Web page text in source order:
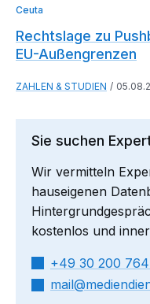
Ceuta
Rechtslage zu
EU-Außengrenzen
ZAHLEN & STUDIEN
Sie suchen
Wir vermitteln
hauseigenen
kostenlos und
+49 30 200
mail​